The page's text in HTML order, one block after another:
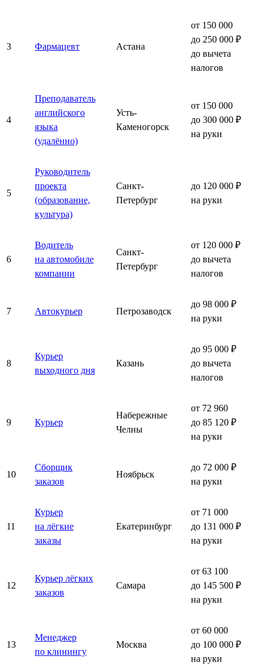
3 Фармацевт Астана
от 150 000
до 250 000 ₽
до вычета
налогов
4
Преподаватель
английского
языка
(удалённо)
Усть-
Каменогорск
от 150 000
до 300 000 ₽
на руки
5
Руководитель
проекта
(образование,
культура)
Санкт-
Петербург
до 120 000 ₽
на руки
6
Водитель
на автомобиле
компании
Санкт-
Петербург
от 120 000 ₽
до вычета
налогов
7 Автокурьер Петрозаводск
до 98 000 ₽
на руки
8
Курьер
выходного дня
Казань
до 95 000 ₽
до вычета
налогов
9 Курьер
Набережные
Челны
от 72 960
до 85 120 ₽
на руки
10
Сборщик
заказов
Ноябрьск
до 72 000 ₽
на руки
11
Курьер
на лёгкие
заказы
Екатеринбург
от 71 000
до 131 000 ₽
на руки
12
Курьер лёгких
заказов
Самара
от 63 100
до 145 500 ₽
на руки
13
Менеджер
по клинингу
Москва
от 60 000
до 100 000 ₽
на руки